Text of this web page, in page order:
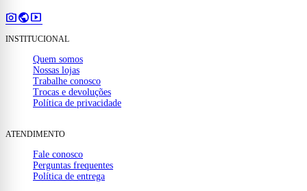
photo_camerapublicsmart_display
INSTITUCIONAL
Quem somos
Nossas lojas
Trabalhe conosco
Trocas e devoluções
Política de privacidade
ATENDIMENTO
Fale conosco
Perguntas frequentes
Política de entrega